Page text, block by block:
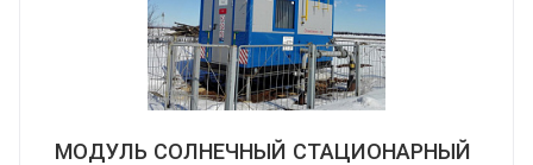
МОДУЛЬ СОЛНЕЧНЫЙ СТАЦИОНАРНЫЙ